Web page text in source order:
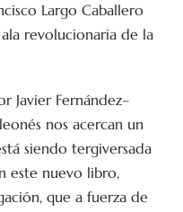
Largo Caballero
revolucionaria de la
Javier Fernández–
nos acercan un
siendo tergiversada
este nuevo libro,
que a fuerza de